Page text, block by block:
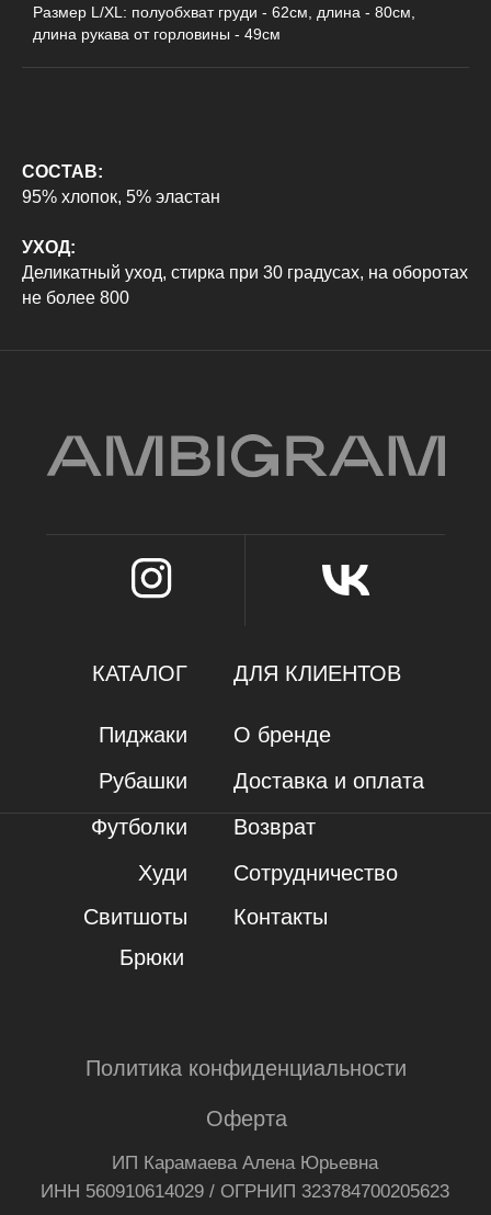
Размер L/XL: полуобхват груди - 62см, длина - 80см,
длина рукава от горловины - 49см
СОСТАВ:
95% хлопок, 5% эластан
УХОД:
Деликатный уход, стирка при 30 градусах, на оборотах
не более 800
Пиджаки
О бренде
Политика конфиденциальности
ИНН 560910614029 / ОГРНИП 323784700205623
Брюки